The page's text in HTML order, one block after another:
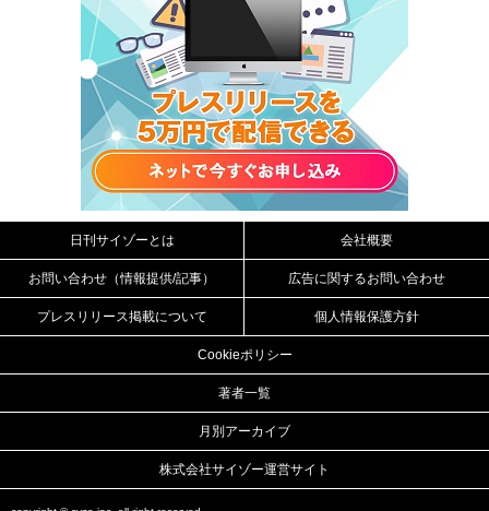
日刊サイゾーとは 会社概要
お問い合わせ（情報提供/記事） 広告に関するお問い合わせ
プレスリリース掲載について 個人情報保護方針
Cookieポリシー
著者一覧
月別アーカイブ
株式会社サイゾー運営サイト